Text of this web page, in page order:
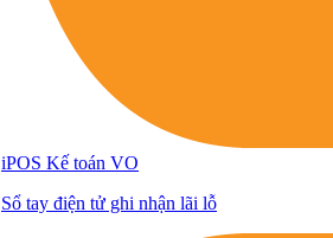
iPOS Kế toán VO
Sổ tay điện tử ghi nhận lãi lỗ